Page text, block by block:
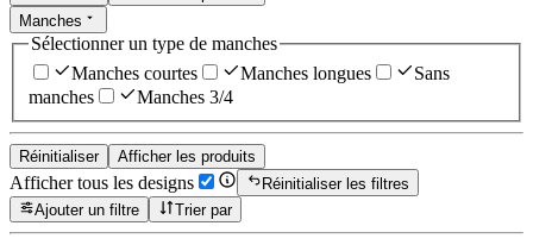
Manches
Sélectionner un type de manches
Manches courtes
Manches longues
Sans
manches
Manches 3/4
Réinitialiser Afficher les produits
Afficher tous les designs
Réinitialiser les filtres
Ajouter un filtre
Trier par